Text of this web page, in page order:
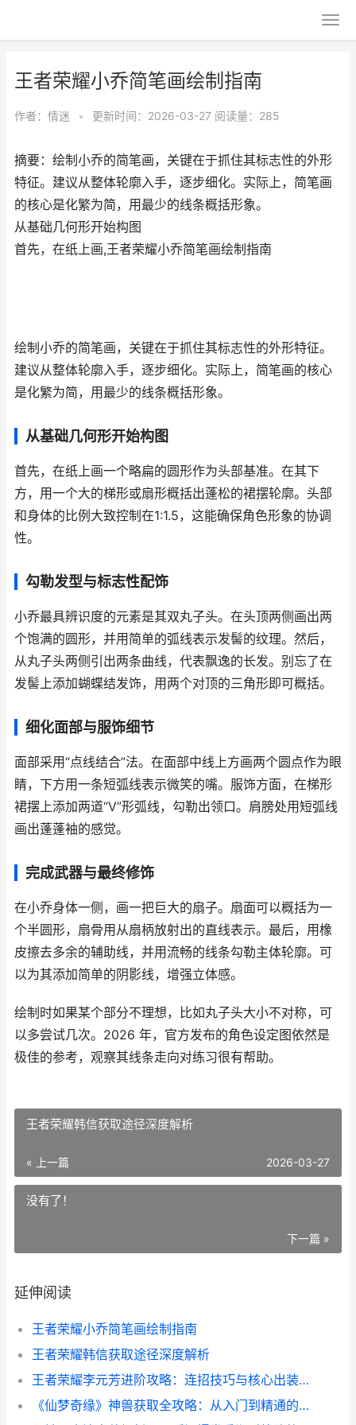
王者荣耀小乔简笔画绘制指南
作者： 情迷 • 更新时间：2026-03-27 阅读量：285
摘要：绘制小乔的简笔画，关键在于抓住其标志性的外形
特征。建议从整体轮廓入手，逐步细化。实际上，简笔画
的核心是化繁为简，用最少的线条概括形象。
从基础几何形开始构图
首先，在纸上画,王者荣耀小乔简笔画绘制指南
绘制小乔的简笔画，关键在于抓住其标志性的外形特征。
建议从整体轮廓入手，逐步细化。实际上，简笔画的核心
是化繁为简，用最少的线条概括形象。
从基础几何形开始构图
首先，在纸上画一个略扁的圆形作为头部基准。在其下
方，用一个大的梯形或扇形概括出蓬松的裙摆轮廓。头部
和身体的比例大致控制在1:1.5，这能确保角色形象的协调
性。
勾勒发型与标志性配饰
小乔最具辨识度的元素是其双丸子头。在头顶两侧画出两
个饱满的圆形，并用简单的弧线表示发髻的纹理。然后，
从丸子头两侧引出两条曲线，代表飘逸的长发。别忘了在
发髻上添加蝴蝶结发饰，用两个对顶的三角形即可概括。
细化面部与服饰细节
面部采用“点线结合”法。在面部中线上方画两个圆点作为眼
睛，下方用一条短弧线表示微笑的嘴。服饰方面，在梯形
裙摆上添加两道“V”形弧线，勾勒出领口。肩膀处用短弧线
画出蓬蓬袖的感觉。
完成武器与最终修饰
在小乔身体一侧，画一把巨大的扇子。扇面可以概括为一
个半圆形，扇骨用从扇柄放射出的直线表示。最后，用橡
皮擦去多余的辅助线，并用流畅的线条勾勒主体轮廓。可
以为其添加简单的阴影线，增强立体感。
绘制时如果某个部分不理想，比如丸子头大小不对称，可
以多尝试几次。2026 年，官方发布的角色设定图依然是
极佳的参考，观察其线条走向对练习很有帮助。
王者荣耀韩信获取途径深度解析
« 上一篇 2026-03-27
没有了！
下一篇 »
延伸阅读
王者荣耀小乔简笔画绘制指南
王者荣耀韩信获取途径深度解析
王者荣耀李元芳进阶攻略：连招技巧与核心出装解析
《仙梦奇缘》神兽获取全攻略：从入门到精通的实用指南